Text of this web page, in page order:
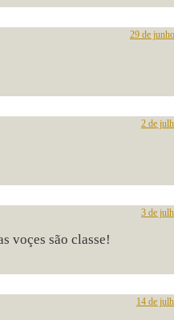
29 de
2 de
3 de
voçes são classe!
14 de